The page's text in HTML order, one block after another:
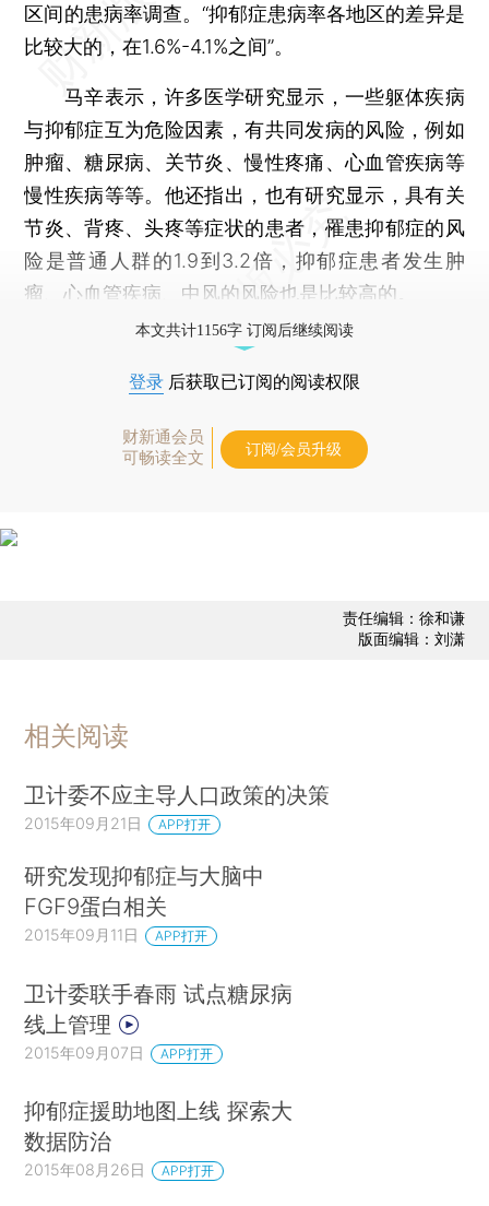
区间的患病率调查。“抑郁症患病率各地区的差异是
比较大的，在1.6%-4.1%之间”。
马辛表示，许多医学研究显示，一些躯体疾病
与抑郁症互为危险因素，有共同发病的风险，例如
肿瘤、糖尿病、关节炎、慢性疼痛、心血管疾病等
慢性疾病等等。他还指出，也有研究显示，具有关
节炎、背疼、头疼等症状的患者，罹患抑郁症的风
险是普通人群的1.9到3.2倍，抑郁症患者发生肿
瘤、心血管疾病、中风的风险也是比较高的。
本文共计1156字 订阅后继续阅读
登录 后获取已订阅的阅读权限
财新通会员
可畅读全文
订阅/会员升级
责任编辑：徐和谦
版面编辑：刘潇
相关阅读
卫计委不应主导人口政策的决策
2015年09月21日 APP打开
研究发现抑郁症与大脑中
FGF9蛋白相关
2015年09月11日 APP打开
卫计委联手春雨 试点糖尿病
线上管理
2015年09月07日 APP打开
抑郁症援助地图上线 探索大
数据防治
2015年08月26日 APP打开